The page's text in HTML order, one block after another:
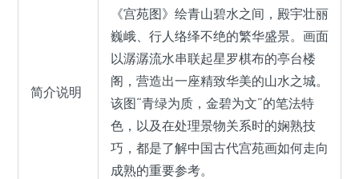
简介说明
《宫苑图》绘青山碧水之间，殿宇壮丽
巍峨、行人络绎不绝的繁华盛景。画面
以潺潺流水串联起星罗棋布的亭台楼
阁，营造出一座精致华美的山水之城。
该图“青绿为质，金碧为文”的笔法特
色，以及在处理景物关系时的娴熟技
巧，都是了解中国古代宫苑画如何走向
成熟的重要参考。